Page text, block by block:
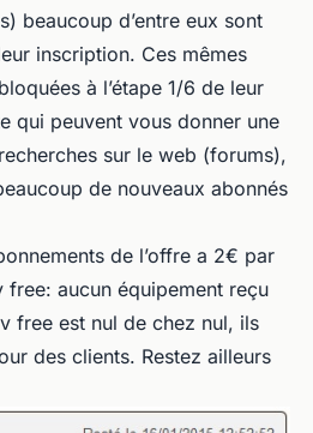
beaucoup d’entre eux sont
inscription. Ces mêmes
à l’étape 1/6 de leur
qui peuvent vous donner une
sur le web (forums),
de nouveaux abonnés
de l’offre a 2€ par
free: aucun équipement reçu
free est nul de chez nul, ils
des clients. Restez ailleurs